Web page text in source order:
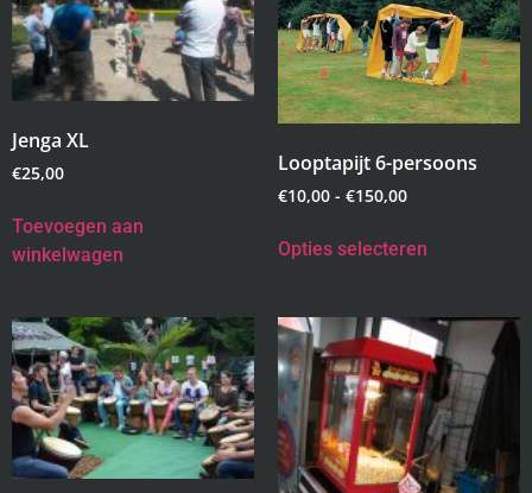
Jenga XL
€25,00
Toevoegen aan
winkelwagen
Looptapijt 6-persoons
€10,00 - €150,00
Opties selecteren